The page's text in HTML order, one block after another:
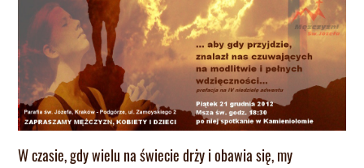
W czasie, gdy wielu na świecie drży i obawia się, my